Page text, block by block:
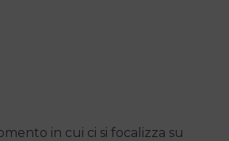
in cui ci si focalizza su